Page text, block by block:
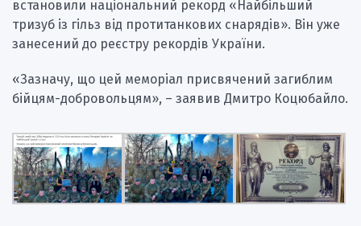
встановили національний рекорд «Найбільший
тризуб із гільз від протитанкових снарядів». Він уже
занесений до реєстру рекордів України.
«Зазначу, що цей меморіал присвячений загиблим
бійцям-добровольцям», – заявив Дмитро Коцюбайло.